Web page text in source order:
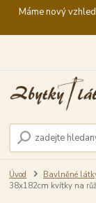
Máme nový
Úvod Bavlněné
38x182cm kvítky na